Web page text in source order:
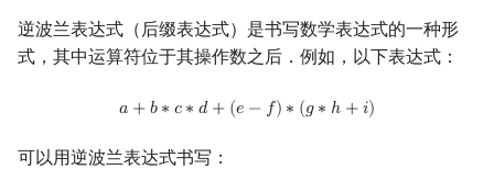
Powerful Number 筛
Min_25 筛
洲阁筛
Prüfer 序列
矩阵树定理
逆波兰表达式（后缀表达式）是书写数学表达式的一种形
式，其中运算符位于其操作数之后．例如，以下表达式：
𝑎 +𝑏∗ 𝑐∗ 𝑑 + (𝑒 − 𝑓) ∗ (𝑔∗ ℎ +𝑖)
a +b∗ c∗d +(e−f )∗ (g∗ h +i
可以用逆波兰表达式书写：